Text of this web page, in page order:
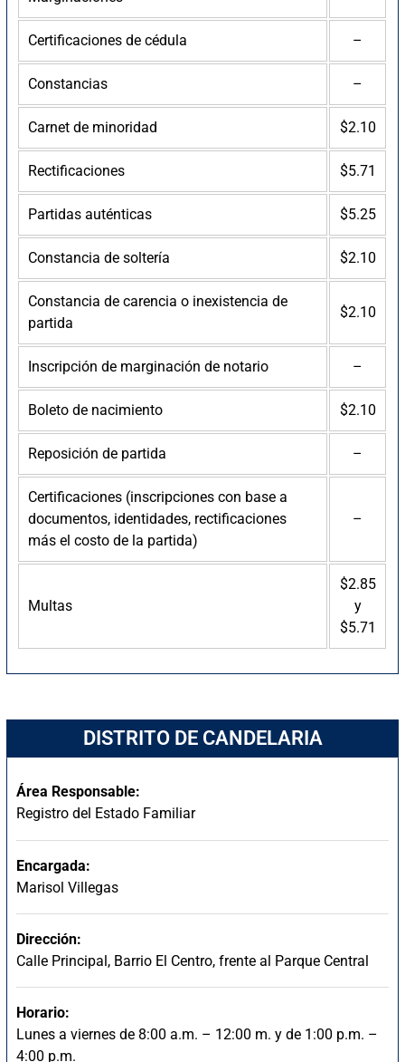
Certificaciones de cédula –
Constancias –
Carnet de minoridad $2.10
Rectificaciones $5.71
Partidas auténticas $5.25
Constancia de soltería $2.10
Constancia de carencia o inexistencia de
partida
$2.10
Inscripción de marginación de notario –
Boleto de nacimiento $2.10
Reposición de partida –
Certificaciones (inscripciones con base a
documentos, identidades, rectificaciones
más el costo de la partida)
–
Multas
$2.85
y
$5.71
DISTRITO DE CANDELARIA
Área Responsable:
Registro del Estado Familiar
Encargada:
Marisol Villegas
Dirección:
Calle Principal, Barrio El Centro, frente al Parque Central
Horario:
Lunes a viernes de 8:00 a.m. – 12:00 m. y de 1:00 p.m. –
4:00 p.m.